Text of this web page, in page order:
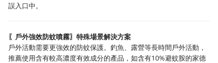
誤入口中。
〖戶外強效防蚊噴霧〗特殊場景解決方案
戶外活動需要更強效的防蚊保護。釣魚、露營等長時間戶外活動，
推薦使用含有較高濃度有效成分的產品，如含有10%避蚊胺的家德